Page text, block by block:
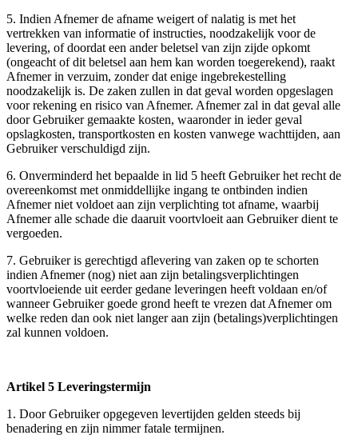
5. Indien Afnemer de afname weigert of nalatig is met het
vertrekken van informatie of instructies, noodzakelijk voor de
levering, of doordat een ander beletsel van zijn zijde opkomt
(ongeacht of dit beletsel aan hem kan worden toegerekend), raakt
Afnemer in verzuim, zonder dat enige ingebrekestelling
noodzakelijk is. De zaken zullen in dat geval worden opgeslagen
voor rekening en risico van Afnemer. Afnemer zal in dat geval alle
door Gebruiker gemaakte kosten, waaronder in ieder geval
opslagkosten, transportkosten en kosten vanwege wachttijden, aan
Gebruiker verschuldigd zijn.
6. Onverminderd het bepaalde in lid 5 heeft Gebruiker het recht de
overeenkomst met onmiddellijke ingang te ontbinden indien
Afnemer niet voldoet aan zijn verplichting tot afname, waarbij
Afnemer alle schade die daaruit voortvloeit aan Gebruiker dient te
vergoeden.
7. Gebruiker is gerechtigd aflevering van zaken op te schorten
indien Afnemer (nog) niet aan zijn betalingsverplichtingen
voortvloeiende uit eerder gedane leveringen heeft voldaan en/of
wanneer Gebruiker goede grond heeft te vrezen dat Afnemer om
welke reden dan ook niet langer aan zijn (betalings)verplichtingen
zal kunnen voldoen.
Artikel 5 Leveringstermijn
1. Door Gebruiker opgegeven levertijden gelden steeds bij
benadering en zijn nimmer fatale termijnen.